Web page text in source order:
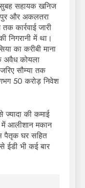
सुबह सहायक खनिज
और अकलतरा
कार्रवाई जारी
में था।
का करीबी माना
अवैध कोयला
सौम्या तक
50 करोड़ निवेश
की कमाई
आलीशान मकान
घर सहित
ईडी भी कई बार